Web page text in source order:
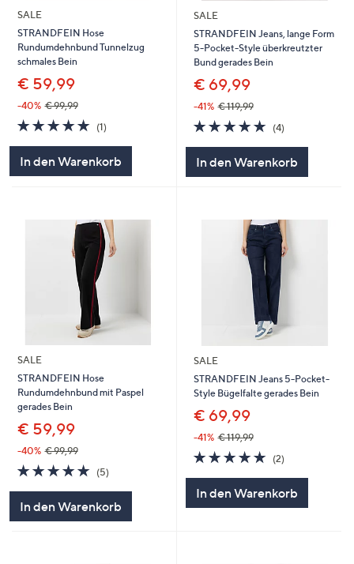
SALE
STRANDFEIN Hose
Rundumdehnbund Tunnelzug
schmales Bein
€ 59,99
-40% € 99,99
5.0
von
5
(1)
In den Warenkorb
SALE
STRANDFEIN Jeans, lange Form
5-Pocket-Style überkreutzter
Bund gerades Bein
€ 69,99
-41% € 119,99
5.0
von
5
(4)
In den Warenkorb
SALE
STRANDFEIN Hose
Rundumdehnbund mit Paspel
gerades Bein
€ 59,99
-40% € 99,99
5.0
von
(5)
In den Warenkorb
SALE
STRANDFEIN Jeans 5-Pocket-
Style Bügelfalte gerades Bein
€ 69,99
-41% € 119,99
5.0
von
5
(2)
In den Warenkorb